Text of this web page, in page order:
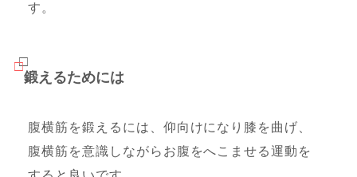
す。
鍛えるためには
腹横筋を鍛えるには、仰向けになり膝を曲げ、
腹横筋を意識しながらお腹をへこませる運動を